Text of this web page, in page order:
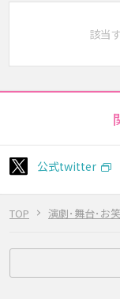
TOP 演劇･舞台･お
該当
公式twitter